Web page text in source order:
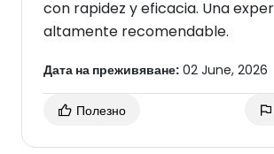
con rapidez y eficacia. Una
altamente recomendable.
Дата на преживяване: 02 June, 2026
Полезно